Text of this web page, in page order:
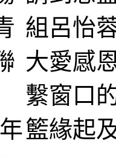
組呂怡
大愛感
繫窗口
籃緣起